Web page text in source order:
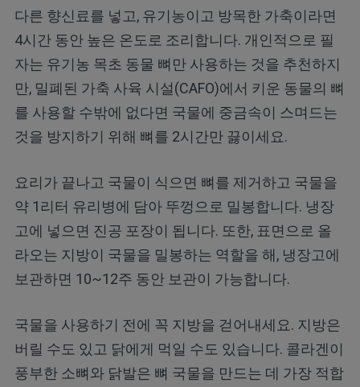
다른 향신료를 넣고, 유기농이고 방목한 가축이라면
4시간 동안 높은 온도로 조리합니다. 개인적으로 필
자는 유기농 목초 동물 뼈만 사용하는 것을 추천하지
만, 밀폐된 가축 사육 시설(CAFO)에서 키운 동물의 뼈
를 사용할 수밖에 없다면 국물에 중금속이 스며드는
것을 방지하기 위해 뼈를 2시간만 끓이세요.
요리가 끝나고 국물이 식으면 뼈를 제거하고 국물을
약 1리터 유리병에 담아 뚜껑으로 밀봉합니다. 냉장
고에 넣으면 진공 포장이 됩니다. 또한, 표면으로 올
라오는 지방이 국물을 밀봉하는 역할을 해, 냉장고에
보관하면 10~12주 동안 보관이 가능합니다.
국물을 사용하기 전에 꼭 지방을 걷어내세요. 지방은
버릴 수도 있고 닭에게 먹일 수도 있습니다. 콜라겐이
풍부한 소뼈와 닭발은 뼈 국물을 만드는 데 가장 적합